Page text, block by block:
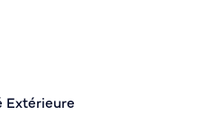
Extérieure